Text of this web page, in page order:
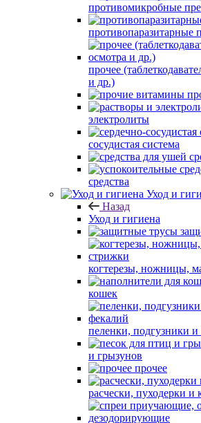
противомикробные
противопаразитарные
прочее
и др.)
электролиты
сосудистая система
средства
Уход и
Назад
Уход и гигиена
когтерезы, ножницы,
кошек
пеленки, подгузники
и грызунов
прочее
расчески, пуходерки и